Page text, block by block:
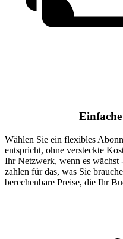
Wählen Sie ein flexibles
entspricht, ohne versteckte
Ihr Netzwerk, wenn es wächst
zahlen für das, was Sie
berechenbare Preise, die Ihr